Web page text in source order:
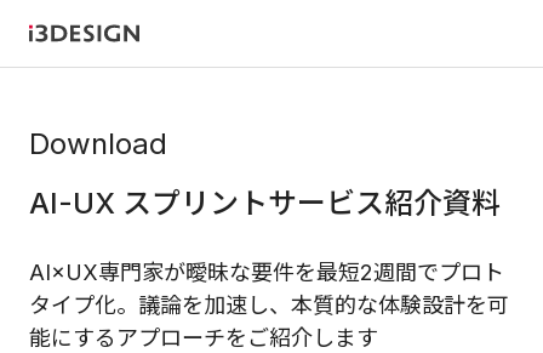
Download
AI-UX スプリントサービス紹介資料
AI×UX専門家が曖昧な要件を最短2週間でプロト
タイプ化。議論を加速し、本質的な体験設計を可
能にするアプローチをご紹介します